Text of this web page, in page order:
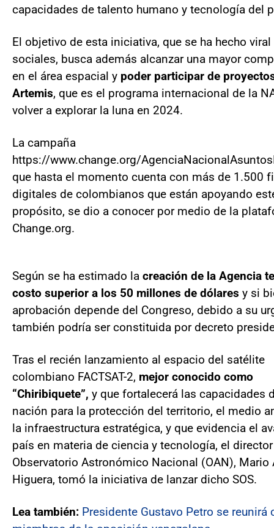
capacidades de talento humano y tecnología del
El objetivo de esta iniciativa, que se ha hecho viral
sociales, busca además alcanzar una mayor
en el área espacial y poder participar de
Artemis, que es el programa internacional de la
volver a explorar la luna en 2024.
La campaña
https://www.change.org/
que hasta el momento cuenta con más de 1.500
digitales de colombianos que están apoyando
propósito, se dio a conocer por medio de la
Change.org.
Según se ha estimado la creación de la Agencia
costo superior a los 50 millones de dólares y si
aprobación depende del Congreso, debido a su
también podría ser constituida por decreto
Tras el recién lanzamiento al espacio del satélite
colombiano FACTSAT-2, mejor conocido como
“Chiribiquete”, y que fortalecerá las capacidades
nación para la protección del territorio, el medio
la infraestructura estratégica, y que evidencia el
país en materia de ciencia y tecnología, el
Observatorio Astronómico Nacional (OAN), Mario
Higuera, tomó la iniciativa de lanzar dicho SOS.
Lea también: Presidente Gustavo Petro se reunirá